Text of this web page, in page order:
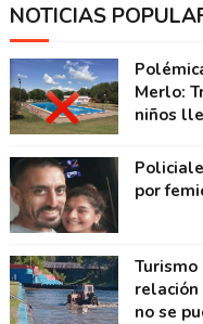
NOTICIAS
Merlo:
niños
por
Turismo
relación
no se